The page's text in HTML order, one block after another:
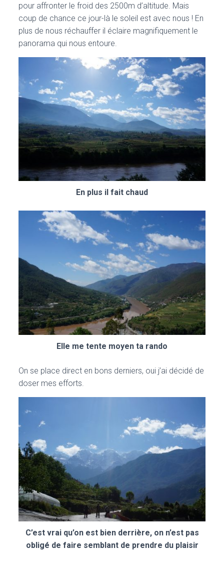
pour affronter le froid des 2500m d’altitude. Mais
coup de chance ce jour-là le soleil est avec nous ! En
plus de nous réchauffer il éclaire magnifiquement le
panorama qui nous entoure.
En plus il fait chaud
Elle me tente moyen ta rando
On se place direct en bons derniers, oui j’ai décidé de
doser mes efforts.
C’est vrai qu’on est bien derrière, on n’est pas
obligé de faire semblant de prendre du plaisir